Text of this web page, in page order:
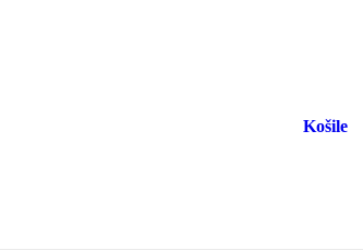
Košile